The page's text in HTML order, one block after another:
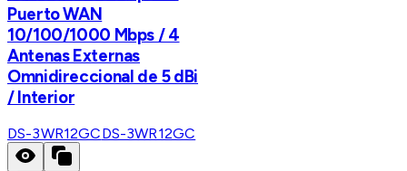
Puerto WAN
10/100/1000 Mbps / 4
Antenas Externas
Omnidireccional de 5 dBi
/ Interior
DS-3WR12GCDS-3WR12GC